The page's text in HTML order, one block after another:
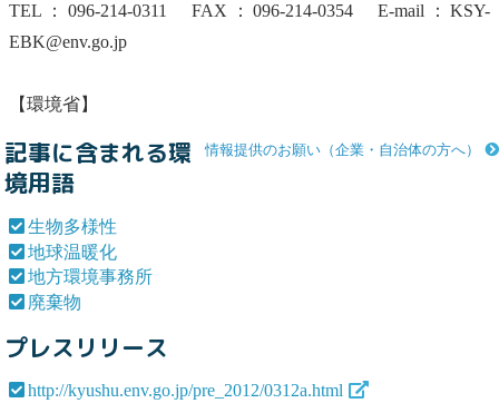
TEL：096-214-0311 FAX：096-214-0354 E-mail：KSY-
EBK@env.go.jp
【環境省】
情報提供のお願い（企業・自治体の方へ）
記事に含まれる環
境用語
生物多様性
地球温暖化
地方環境事務所
廃棄物
プレスリリース
http://kyushu.env.go.jp/pre_2012/0312a.html